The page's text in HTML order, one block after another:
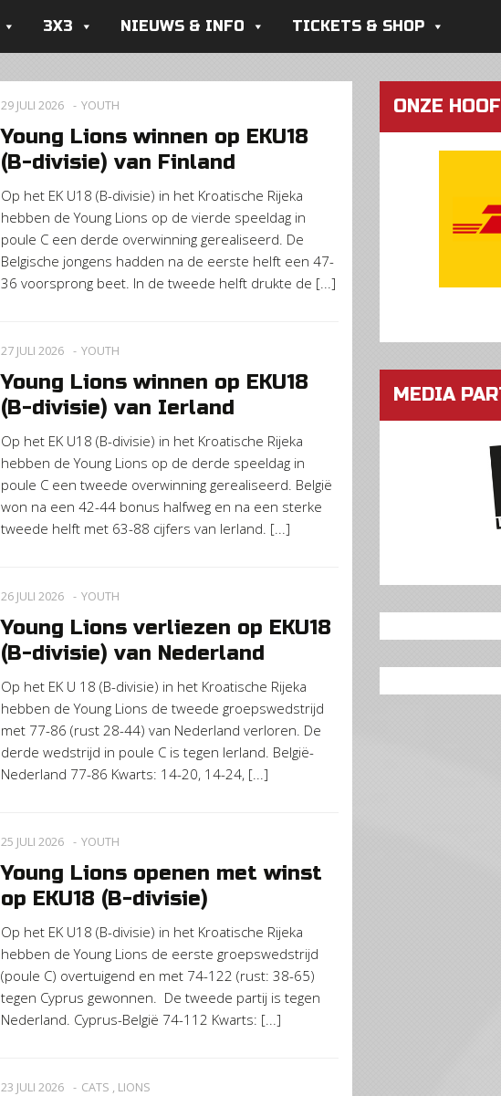
3X3 NIEUWS & INFO TICKETS & SHOP
29 JULI 2026 YOUTH
Young Lions winnen op EKU18
(B-divisie) van Finland
Op het EK U18 (B-divisie) in het Kroatische Rijeka
hebben de Young Lions op de vierde speeldag in
poule C een derde overwinning gerealiseerd. De
Belgische jongens hadden na de eerste helft een 47-
36 voorsprong beet. In de tweede helft drukte de [...]
27 JULI 2026 YOUTH
Young Lions winnen op EKU18
(B-divisie) van Ierland
Op het EK U18 (B-divisie) in het Kroatische Rijeka
hebben de Young Lions op de derde speeldag in
poule C een tweede overwinning gerealiseerd. België
won na een 42-44 bonus halfweg en na een sterke
tweede helft met 63-88 cijfers van Ierland. [...]
26 JULI 2026 YOUTH
Young Lions verliezen op EKU18
(B-divisie) van Nederland
Op het EK U 18 (B-divisie) in het Kroatische Rijeka
hebben de Young Lions de tweede groepswedstrijd
met 77-86 (rust 28-44) van Nederland verloren. De
derde wedstrijd in poule C is tegen Ierland. België-
Nederland 77-86 Kwarts: 14-20, 14-24, [...]
25 JULI 2026 YOUTH
Young Lions openen met winst
op EKU18 (B-divisie)
Op het EK U18 (B-divisie) in het Kroatische Rijeka
hebben de Young Lions de eerste groepswedstrijd
(poule C) overtuigend en met 74-122 (rust: 38-65)
tegen Cyprus gewonnen. De tweede partij is tegen
Nederland. Cyprus-België 74-112 Kwarts: [...]
23 JULI 2026 CATS , LIONS
ONZE
MEDIA